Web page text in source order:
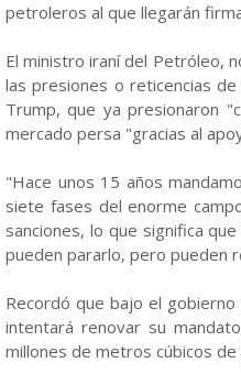
petroleros al que llegarán
El ministro iraní del Petróleo,
las presiones o reticencias
Trump, que ya presionaron
mercado persa "gracias al
"Hace unos 15 años
siete fases del enorme
sanciones, lo que significa
pueden pararlo, pero pueden
Recordó que bajo el
intentará renovar su
millones de metros cúbicos de